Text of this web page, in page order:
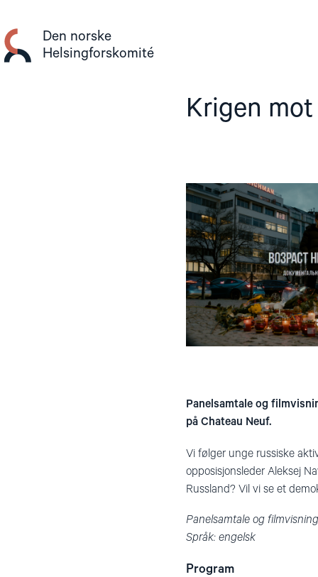
innhold
Den norske
Helsingforskomité
Krigen
Panelsamtale og
på Chateau Neuf.
Vi følger unge russiske
opposisjonsleder Aleksej
Russland? Vil vi se et
Panelsamtale og
Språk: engelsk
Program